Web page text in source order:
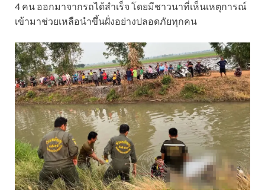
4 คน ออกมาจากรถได้สำเร็จ โดยมีชาวนาที่เห็นเหตุการณ์
เข้ามาช่วยเหลือนำขึ้นฝั่งอย่างปลอดภัยทุกคน